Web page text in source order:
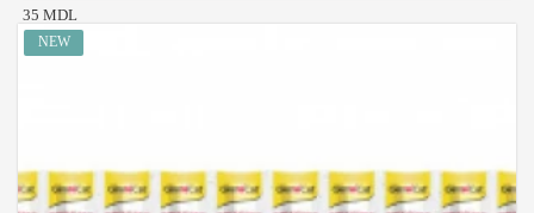
35 MDL